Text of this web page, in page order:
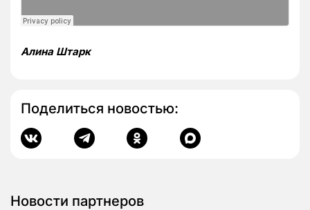
Алина Штарк
Поделиться новостью:
Новости партнеров